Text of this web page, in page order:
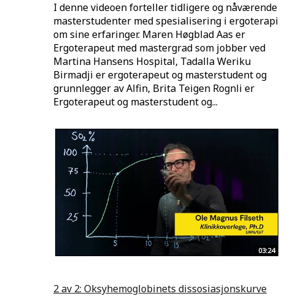
I denne videoen forteller tidligere og nåværende
masterstudenter med spesialisering i ergoterapi
om sine erfaringer. Maren Høgblad Aas er
Ergoterapeut med mastergrad som jobber ved
Martina Hansens Hospital, Tadalla Weriku
Birmadji er ergoterapeut og masterstudent og
grunnlegger av Alfin, Brita Teigen Rognli er
Ergoterapeut og masterstudent og...
03:24
2 av 2: Oksyhemoglobinets dissosiasjonskurve